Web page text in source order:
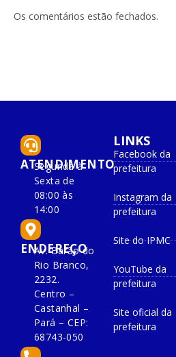
Os comentários estão fechados.
ATENDIMENTO
Segunda à
Sexta de
08:00 às
14:00
ENDEREÇO
Av. Barão do
Rio Branco,
2232.
Centro –
Castanhal –
Pará – CEP:
68743-050
LINKS
Facebook da
prefeitura
Instagram da
prefeitura
Site do IPMC
YouTube da
prefeitura
Site oficial da
prefeitura